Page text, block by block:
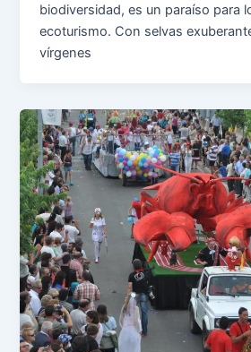
biodiversidad, es un paraíso para
ecoturismo. Con selvas
vírgenes